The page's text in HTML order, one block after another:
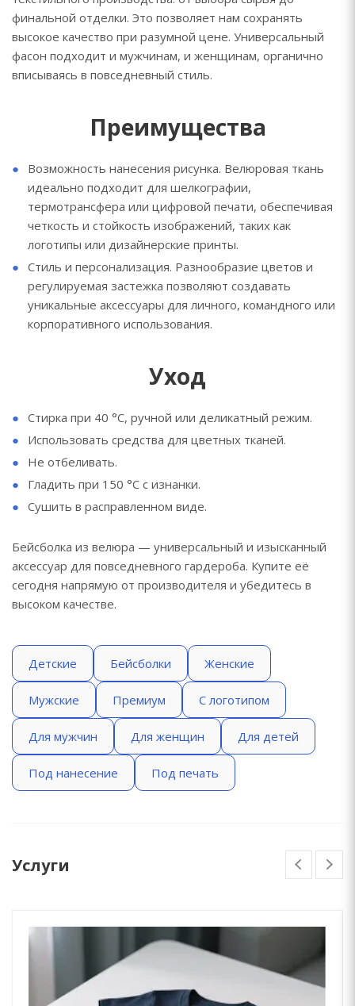
финальной отделки. Это позволяет нам сохранять
высокое качество при разумной цене. Универсальный
фасон подходит и мужчинам, и женщинам, органично
вписываясь в повседневный стиль.
Преимущества
Возможность нанесения рисунка. Велюровая ткань
идеально подходит для шелкографии,
термотрансфера или цифровой печати, обеспечивая
четкость и стойкость изображений, таких как
логотипы или дизайнерские принты.
Стиль и персонализация. Разнообразие цветов и
регулируемая застежка позволяют создавать
уникальные аксессуары для личного, командного или
корпоративного использования.
Уход
Стирка при 40 °C, ручной или деликатный режим.
Использовать средства для цветных тканей.
Не отбеливать.
Гладить при 150 °C с изнанки.
Сушить в расправленном виде.
Бейсболка из велюра — универсальный и изысканный
аксессуар для повседневного гардероба. Купите её
сегодня напрямую от производителя и убедитесь в
высоком качестве.
Детские Бейсболки Женские
Мужские Премиум С логотипом
Для мужчин Для женщин Для детей
Под нанесение Под печать
Услуги